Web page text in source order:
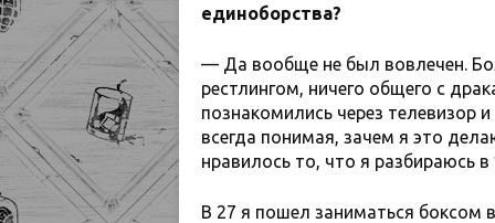
единоборства?
— Да вообще не был вовлечен.
рестлингом, ничего общего с
познакомились через телевизор
всегда понимая, зачем я это
нравилось то, что я разбираюсь
В 27 я пошел заниматься боксом